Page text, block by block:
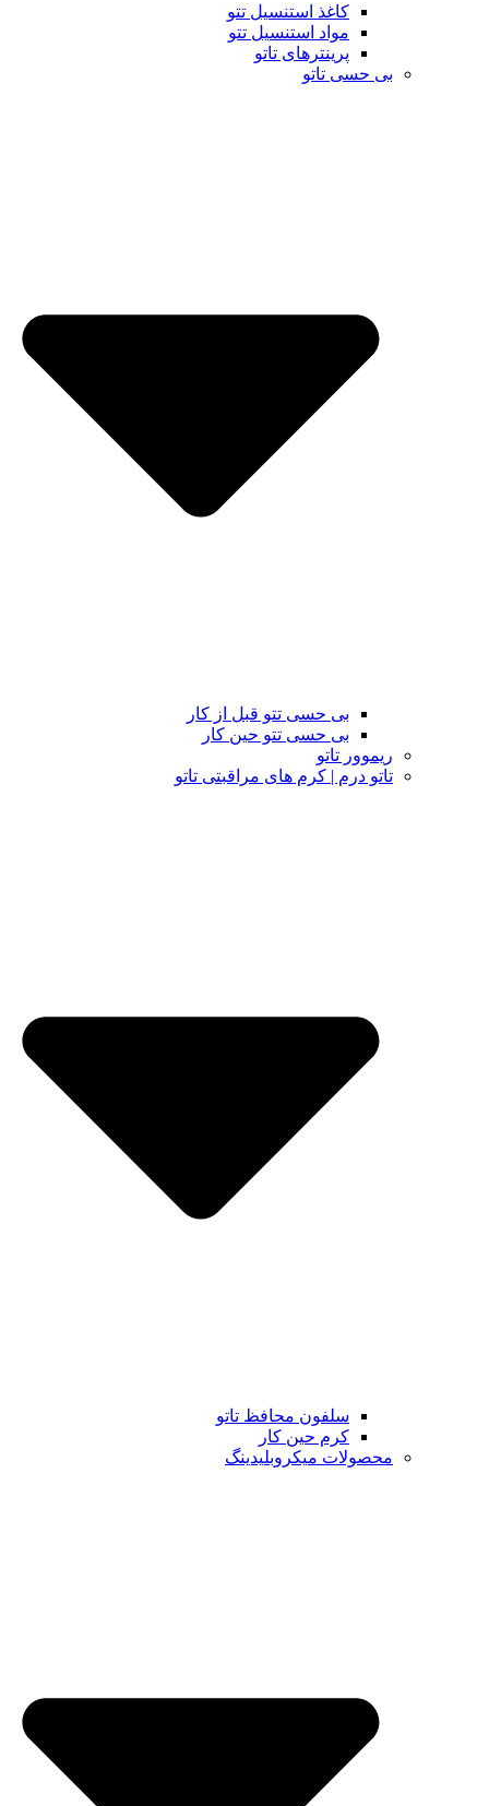
کاغذ استنسیل تتو
مواد استنسیل تتو
پرینترهای تاتو
بی حسی تاتو
بی حسی تتو قبل از کار
بی حسی تتو حین کار
ریموور تاتو
تاتو درم | کرم های مراقبتی تاتو
سلفون محافظ تاتو
کرم حین کار
محصولات میکروبلیدینگ